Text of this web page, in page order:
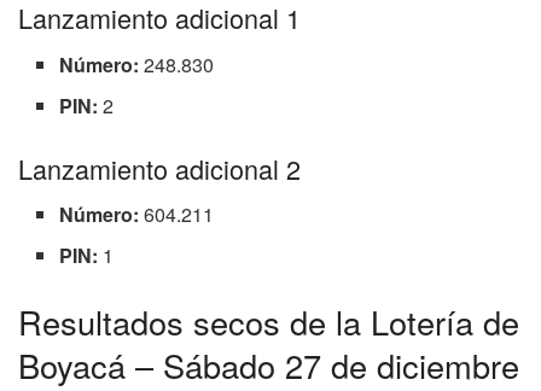
Lanzamiento adicional 1
Número: 248.830
PIN: 2
Lanzamiento adicional 2
Número: 604.211
PIN: 1
Resultados secos de la Lotería de
Boyacá – Sábado 27 de diciembre